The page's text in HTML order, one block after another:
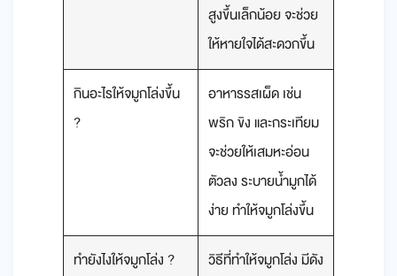
สูงขึ้นเล็กน้อย จะช่วย
ให้หายใจได้สะดวกขึ้น
กินอะไรให้จมูกโล่งขึ้น
?
อาหารรสเผ็ด เช่น
พริก ขิง และกระเทียม
จะช่วยให้เสมหะอ่อน
ตัวลง ระบายน้ำมูกได้
ง่าย ทำให้จมูกโล่งขึ้น
ทํายังไงให้จมูกโล่ง ?
วิธีที่ทำให้จมูกโล่ง มีดัง